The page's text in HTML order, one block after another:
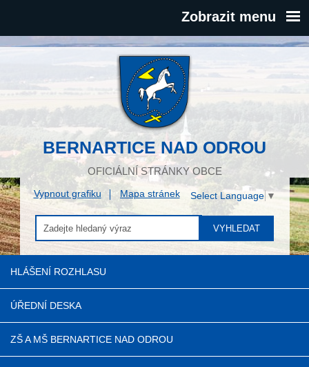
Zobrazit menu
BERNARTICE NAD ODROU
OFICIÁLNÍ STRÁNKY OBCE
Vypnout grafiku Mapa stránek Select Language ▼
VYHLEDAT
HLÁŠENÍ ROZHLASU
ÚŘEDNÍ DESKA
ZŠ A MŠ BERNARTICE NAD ODROU